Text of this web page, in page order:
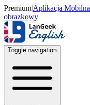
Premium|Aplikacja Mobilna
obrazkowy
Toggle navigation